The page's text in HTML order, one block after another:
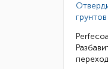
грунтов